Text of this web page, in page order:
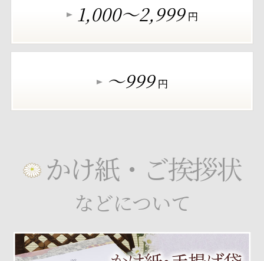
1,000～2,999 円
～999 円
かけ紙・ご挨拶状
などについて